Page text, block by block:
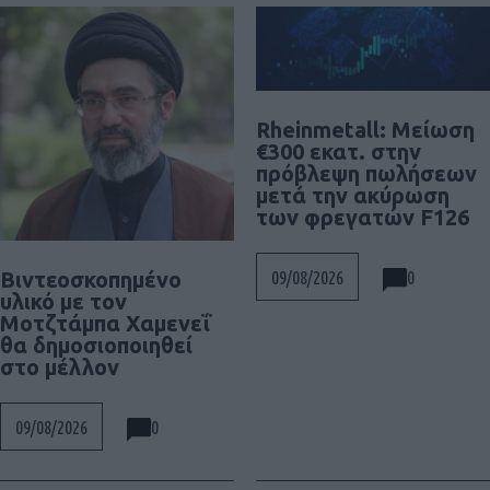
Βιντεοσκοπημένο
υλικό με τον
Μοτζτάμπα Χαμενεΐ
θα δημοσιοποιηθεί
στο μέλλον
09/08/2026 0
Rheinmetall: Μείωση
€300 εκατ. στην
πρόβλεψη πωλήσεων
μετά την ακύρωση
των φρεγατών F126
09/08/2026 0